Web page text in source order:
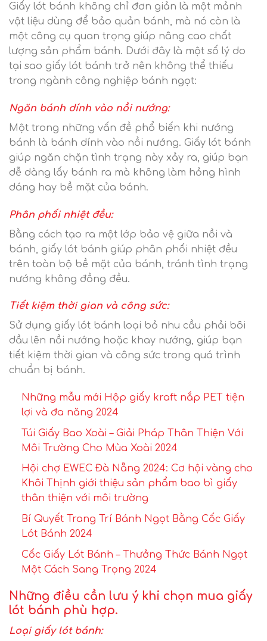
Giấy lót bánh không chỉ đơn giản là một mảnh
vật liệu dùng để bảo quản bánh, mà nó còn là
một công cụ quan trọng giúp nâng cao chất
lượng sản phẩm bánh. Dưới đây là một số lý do
tại sao giấy lót bánh trở nên không thể thiếu
trong ngành công nghiệp bánh ngọt:
Ngăn bánh dính vào nồi nướng:
Một trong những vấn đề phổ biến khi nướng
bánh là bánh dính vào nồi nướng. Giấy lót bánh
giúp ngăn chặn tình trạng này xảy ra, giúp bạn
dễ dàng lấy bánh ra mà không làm hỏng hình
dáng hay bề mặt của bánh.
Phân phối nhiệt đều:
Bằng cách tạo ra một lớp bảo vệ giữa nồi và
bánh, giấy lót bánh giúp phân phối nhiệt đều
trên toàn bộ bề mặt của bánh, tránh tình trạng
nướng không đồng đều.
Tiết kiệm thời gian và công sức:
Sử dụng giấy lót bánh loại bỏ nhu cầu phải bôi
dầu lên nồi nướng hoặc khay nướng, giúp bạn
tiết kiệm thời gian và công sức trong quá trình
chuẩn bị bánh.
Những mẫu mới Hộp giấy kraft nắp PET tiện
lợi và đa năng 2024
Túi Giấy Bao Xoài – Giải Pháp Thân Thiện Với
Môi Trường Cho Mùa Xoài 2024
Hội chợ EWEC Đà Nẵng 2024: Cơ hội vàng cho
Khôi Thịnh giới thiệu sản phẩm bao bì giấy
thân thiện với môi trường
Bí Quyết Trang Trí Bánh Ngọt Bằng Cốc Giấy
Lót Bánh 2024
Cốc Giấy Lót Bánh – Thưởng Thức Bánh Ngọt
Một Cách Sang Trọng 2024
Những điều cần lưu ý khi chọn mua giấy
lót bánh phù hợp.
Loại giấy lót bánh: